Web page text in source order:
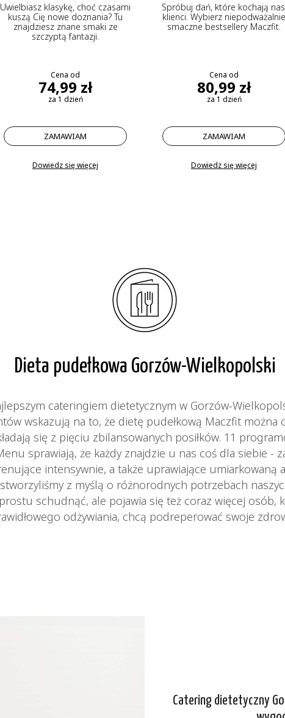
Uwielbiasz klasykę, choć czasami
kuszą Cię nowe doznania? Tu
znajdziesz znane smaki ze
szczyptą fantazji.
Cena od
74,99 zł
za 1 dzień
ZAMAWIAM
Dowiedz się więcej
Spróbuj dań, które kochają
klienci. Wybierz niepodważalnie
smaczne bestsellery Maczfit.
Cena od
80,99 zł
za 1 dzień
ZAMAWIAM
Dowiedz się więcej
Dieta pudełkowa Gorzów-Wielkopolski
cateringiem dietetycznym w Gorzów-
wskazują na to, że dietę pudełkową Maczfit można
się z pięciu zbilansowanych posiłków. 11
sprawiają, że każdy znajdzie u nas coś dla siebie -
intensywnie, a także uprawiające umiarkowaną
z myślą o różnorodnych potrzebach
schudnąć, ale pojawia się też coraz więcej osób,
odżywiania, chcą podreperować swoje
Catering dietetyczny